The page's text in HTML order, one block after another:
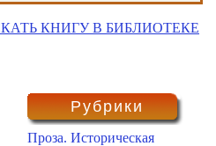
КНИГУ В БИБЛИОТЕКЕ
Рубрики
Проза. Историческая